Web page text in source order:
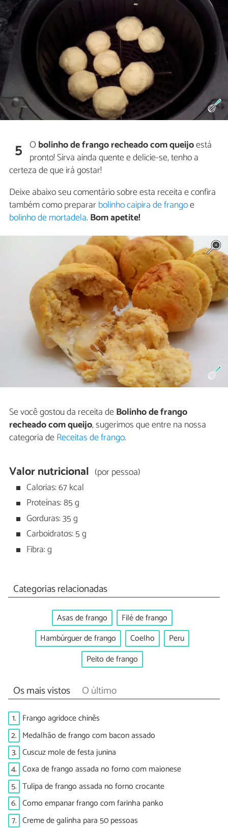
5 Obolinho de frango recheado com queijoestá
pronto! Sirva ainda quente e delicie-se, tenho a
certeza de que irá gostar!
Deixe abaixo seu comentário sobre esta receita e confira
também como prepararbolinho caipira de frangoe
bolinho de mortadela. Bom apetite!
Se você gostou da receita deBolinho de frango
recheado com queijo, sugerimos que entre na nossa
categoria deReceitas de frango.
Valor nutricional (por pessoa)
Calorias: 67 kcal
Proteínas: 85 g
Gorduras: 35 g
Carboidratos: 5 g
Fibra: g
Categorias relacionadas
Asas de frango
Filé de frango
Hambúrguer de frango
Coelho
Peru
Peito de frango
Os mais vistos O último
1. Frango agridoce chinês
2. Medalhão de frango com bacon assado
3. Cuscuz mole de festa junina
4. Coxa de frango assada no forno com maionese
5. Tulipa de frango assada no forno crocante
6. Como empanar frango com farinha panko
7. Creme de galinha para 50 pessoas